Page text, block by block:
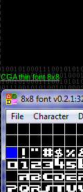
CGA thin font 8x8